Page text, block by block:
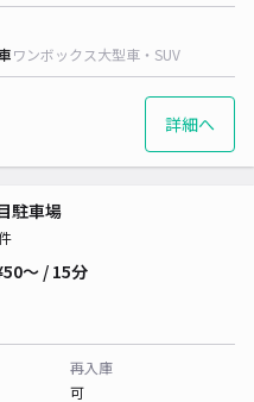
ワンボックス大型車・SUV
詳細へ
駐車場
〜 / 15分
再入庫
可